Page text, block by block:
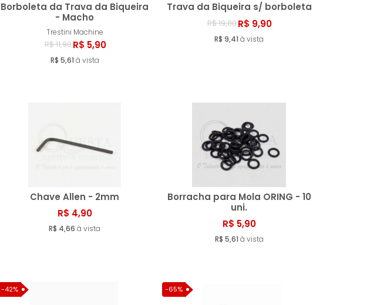
Borboleta da Trava da Biqueira
- Macho
Trestini Machine
R$ 11,90R$ 5,90
R$ 5,61 à vista
Comprar
Trava da Biqueira s/ borboleta
R$ 19,80R$ 9,90
R$ 9,41 à vista
Comprar
Chave Allen - 2mm
R$ 4,90
R$ 4,66 à vista
Comprar
Borracha para Mola ORING - 10
uni.
R$ 5,90
R$ 5,61 à vista
Comprar
-42% -65%